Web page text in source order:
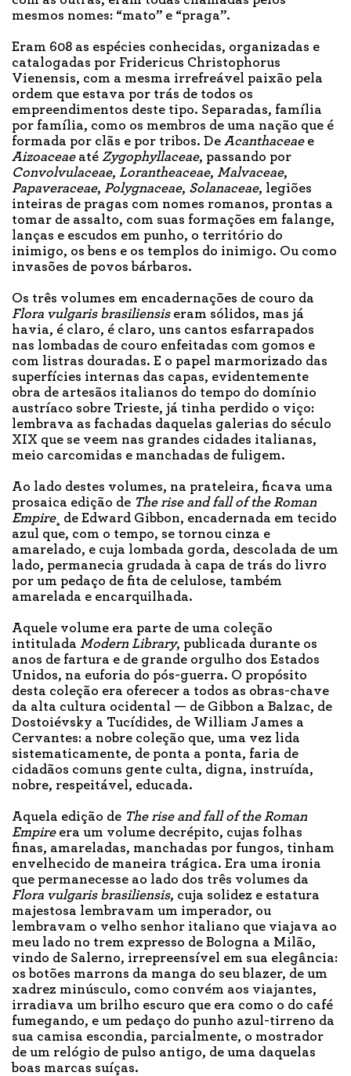
mesmos nomes: “mato” e “praga”.
Eram 608 as espécies conhecidas, organizadas e
catalogadas por Fridericus Christophorus
Vienensis, com a mesma irrefreável paixão pela
ordem que estava por trás de todos os
empreendimentos deste tipo. Separadas, família
por família, como os membros de uma nação que é
formada por clãs e por tribos. De Acanthaceaee
Aizoaceaeaté Zygophyllaceae, passando por
Convolvulaceae, Lorantheaceae, Malvaceae,
Papaveraceae, Polygnaceae, Solanaceae, legiões
inteiras de pragas com nomes romanos, prontas a
tomar de assalto, com suas formações em falange,
lanças e escudos em punho, o território do
inimigo, os bens e os templos do inimigo. Ou como
invasões de povos bárbaros.
Os três volumes em encadernações de couro da
Flora vulgaris brasiliensiseram sólidos, mas já
havia, é claro, é claro, uns cantos esfarrapados
nas lombadas de couro enfeitadas com gomos e
com listras douradas. E o papel marmorizado das
superfícies internas das capas, evidentemente
obra de artesãos italianos do tempo do domínio
austríaco sobre Trieste, já tinha perdido o viço:
lembrava as fachadas daquelas galerias do século
XIX que se veem nas grandes cidades italianas,
meio carcomidas e manchadas de fuligem.
Ao lado destes volumes, na prateleira, ficava uma
prosaica edição de The rise and fall of the Roman
Empire¸ de Edward Gibbon, encadernada em tecido
azul que, com o tempo, se tornou cinza e
amarelado, e cuja lombada gorda, descolada de um
lado, permanecia grudada à capa de trás do livro
por um pedaço de fita de celulose, também
amarelada e encarquilhada.
Aquele volume era parte de uma coleção
intitulada Modern Library, publicada durante os
anos de fartura e de grande orgulho dos Estados
Unidos, na euforia do pós-guerra. O propósito
desta coleção era oferecer a todos as obras-chave
da alta cultura ocidental — de Gibbon a Balzac, de
Dostoiévsky a Tucídides, de William James a
Cervantes: a nobre coleção que, uma vez lida
sistematicamente, de ponta a ponta, faria de
cidadãos comuns gente culta, digna, instruída,
nobre, respeitável, educada.
Aquela edição de The rise and fall of the Roman
Empireera um volume decrépito, cujas folhas
finas, amareladas, manchadas por fungos, tinham
envelhecido de maneira trágica. Era uma ironia
que permanecesse ao lado dos três volumes da
Flora vulgaris brasiliensis, cuja solidez e estatura
majestosa lembravam um imperador, ou
lembravam o velho senhor italiano que viajava ao
meu lado no trem expresso de Bologna a Milão,
vindo de Salerno, irrepreensível em sua elegância:
os botões marrons da manga do seu blazer, de um
xadrez minúsculo, como convém aos viajantes,
irradiava um brilho escuro que era como o do café
fumegando, e um pedaço do punho azul-tirreno da
sua camisa escondia, parcialmente, o mostrador
de um relógio de pulso antigo, de uma daquelas
boas marcas suíças.